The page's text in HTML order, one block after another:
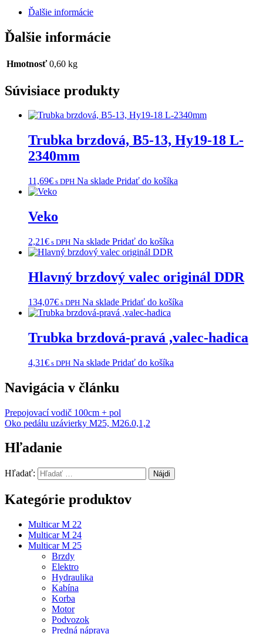
Ďalšie informácie
Ďalšie informácie
Hmotnosť 0,60 kg
Súvisiace produkty
Trubka brzdová, B5-13, Hy19-18 L-
2340mm
11,69€ s DPH Na sklade Pridať do košíka
Veko
2,21€ s DPH Na sklade Pridať do košíka
Hlavný brzdový valec originál DDR
134,07€ s DPH Na sklade Pridať do košíka
Trubka brzdová-pravá ,valec-hadica
4,31€ s DPH Na sklade Pridať do košíka
Navigácia v článku
Prepojovací vodič 100cm + pol
Oko pedálu uzávierky M25, M26.0,1,2
Hľadanie
Hľadať:
Kategórie produktov
Multicar M 22
Multicar M 24
Multicar M 25
Brzdy
Elektro
Hydraulika
Kabína
Korba
Motor
Podvozok
Predná náprava